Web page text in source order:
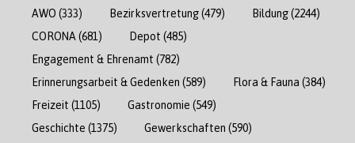
AWO (333) Bezirksvertretung(479) Bildung(2244)
CORONA (681) Depot (485)
Engagement & Ehrenamt (782)
Erinnerungsarbeit & Gedenken (589) Flora & Fauna (384)
Freizeit (1105) Gastronomie (549)
Geschichte (1375) Gewerkschaften (590)